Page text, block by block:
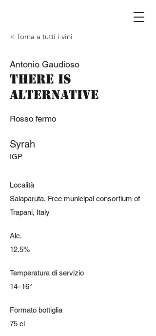
< Torna a tutti i vini
There is
alternative
Antonio Gaudioso
Rosso fermo
Syrah
Salaparuta, Free municipal consortium of
Trapani, Italy
12.5%
14–16°
75 cl
Formato bottiglia
Località
Alc.
Temperatura di servizio
IGP